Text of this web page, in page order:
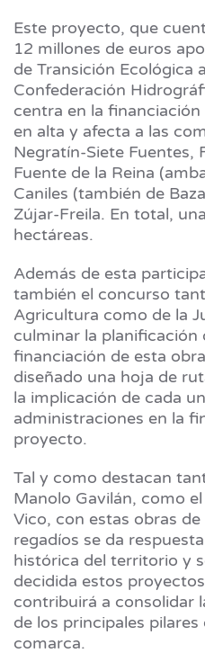
Este proyecto, que
12 millones de euros
de Transición Ecológica
Confederación
centra en la
en alta y afecta a las
Negratín-Siete Fuentes,
Fuente de la Reina
Caniles (también de
Zújar-Freila. En total,
hectáreas.
Además de esta
también el concurso
Agricultura como de la
culminar la planificación
financiación de esta
diseñado una hoja de
la implicación de cada
administraciones en la
proyecto.
Tal y como destacan
Manolo Gavilán, como
Vico, con estas obras
regadíos se da
histórica del territorio y
decidida estos
contribuirá a consolidar
de los principales
comarca.